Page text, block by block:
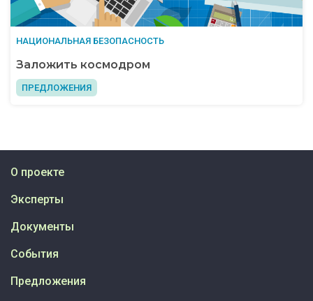
НАЦИОНАЛЬНАЯ БЕЗОПАСНОСТЬ
Заложить космодром
ПРЕДЛОЖЕНИЯ
О проекте
Эксперты
Документы
События
Предложения